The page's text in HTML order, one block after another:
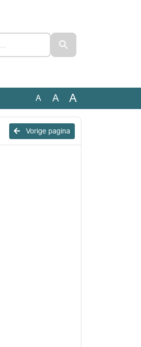
A A A
Vorige pagina